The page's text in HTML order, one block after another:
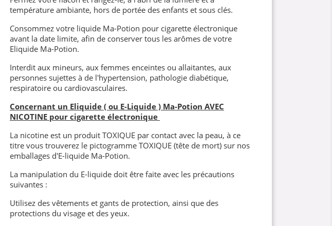
température ambiante, hors de portée des enfants et sous clés.
Consommez votre liquide Ma-Potion pour cigarette électronique
avant la date limite, afin de conserver tous les arômes de votre
Eliquide Ma-Potion.
Interdit aux mineurs, aux femmes enceintes ou allaitantes, aux
personnes sujettes à de l'hypertension, pathologie diabétique,
respiratoire ou cardiovasculaires.
Concernant un Eliquide ( ou E-Liquide ) Ma-Potion AVEC
NICOTINE pour cigarette électronique
La nicotine est un produit TOXIQUE par contact avec la peau, à ce
titre vous trouverez le pictogramme TOXIQUE (tête de mort) sur nos
emballages d'E-liquide Ma-Potion.
La manipulation du E-liquide doit être faite avec les précautions
suivantes :
Utilisez des vêtements et gants de protection, ainsi que des
protections du visage et des yeux.